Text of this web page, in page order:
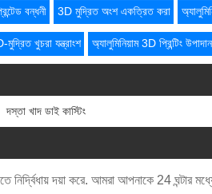
বন্ধনী 3D মুদ্রিত অংশ একত্রিত করা
মুদ্রিত খুচরা যন্ত্রাংশ অ্যালুমিনিয়াম 3D প্রিন্টিং উপাদান
দস্তা খাদ ডাই কাস্টিং
নির্দ্বিধায় দয়া করে. আমরা আপনাকে 24 ঘন্টার